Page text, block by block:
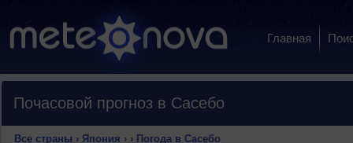
Главная
Почасовой прогноз в Сасебо
Все страны › Япония › › Погода в Сасебо